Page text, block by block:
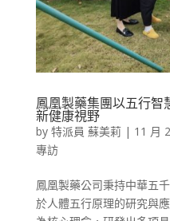
鳳凰製藥集團以五行智
新健康視野
by 特派員 蘇美莉| 11 月
專訪
鳳凰製藥公司秉持中華五
於人體五行原理的研究與